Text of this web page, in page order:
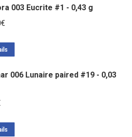
003 Eucrite #1 - 0,43 g
€
006 Lunaire paired #19 - 0,03